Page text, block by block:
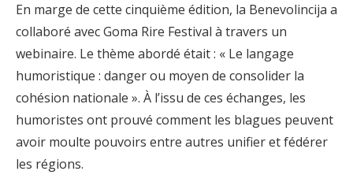
En marge de cette cinquième édition, la Benevolincija a
collaboré avec Goma Rire Festival à travers un
webinaire. Le thème abordé était : « Le langage
humoristique : danger ou moyen de consolider la
cohésion nationale ». À l’issu de ces échanges, les
humoristes ont prouvé comment les blagues peuvent
avoir moulte pouvoirs entre autres unifier et fédérer
les régions.